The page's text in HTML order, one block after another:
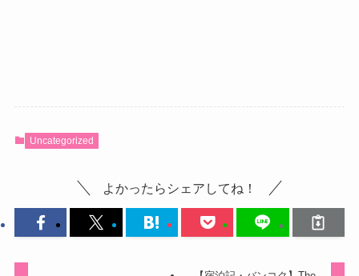
Uncategorized
よかったらシェアしてね！